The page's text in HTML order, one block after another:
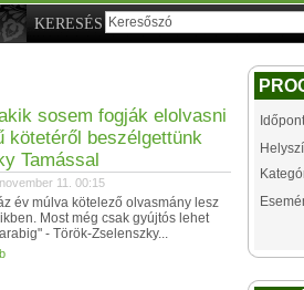
KERESÉS
sosem fogják elolvasni
kötetéről beszélgettünk
Tamással
11. 00:15
év múlva kötelező olvasmány lesz
Most még csak gyújtós lehet
- Török-Zselenszky...